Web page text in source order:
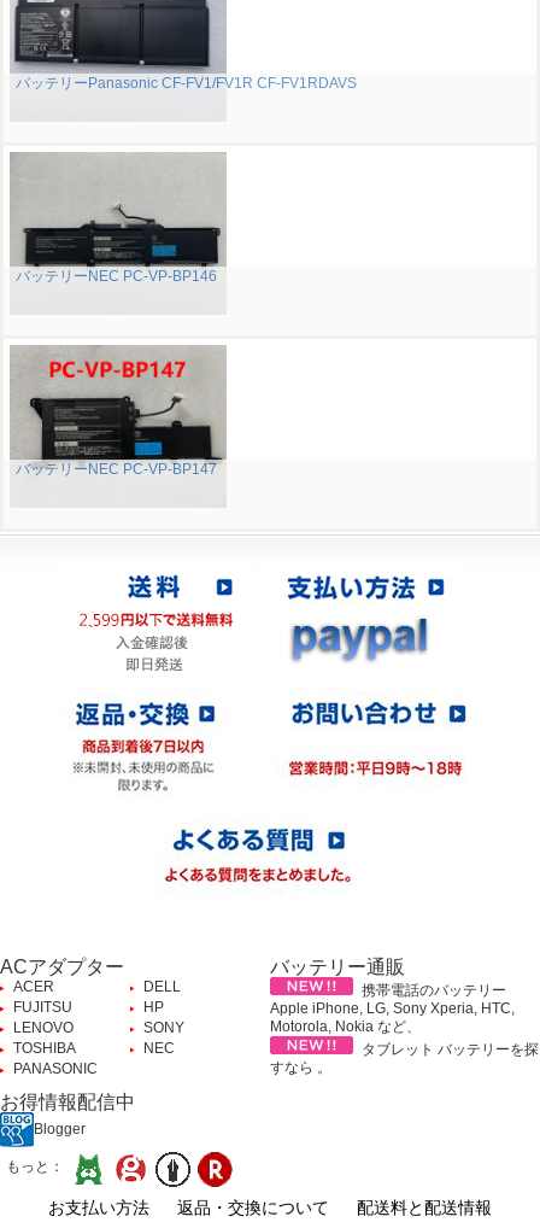
バッテリーPanasonic CF-FV1/FV1R CF-FV1RDAVS
バッテリーNEC PC-VP-BP146
バッテリーNEC PC-VP-BP147
ACアダプター
ACER
DELL
FUJITSU
HP
LENOVO
SONY
TOSHIBA
NEC
PANASONIC
バッテリー通販
携帯電話のバッテリー
Apple iPhone, LG, Sony Xperia, HTC,
Motorola, Nokia など、
タブレット バッテリーを探
すなら 。
お得情報配信中
Blogger
もっと：
お支払い方法 返品・交換について 配送料と配送情報